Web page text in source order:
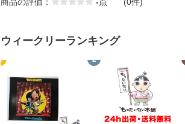
ウィークリーランキング
1 2